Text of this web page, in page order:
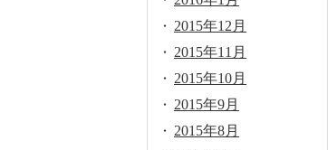
2015年12月
2015年11月
2015年10月
2015年9月
2015年8月